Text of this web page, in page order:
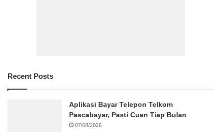
Recent Posts
Aplikasi Bayar Telepon Telkom
Pascabayar, Pasti Cuan Tiap Bulan
07/08/2026